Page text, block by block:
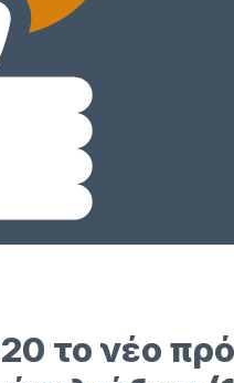
το νέο